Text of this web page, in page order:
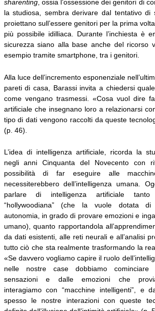
sharenting, ossia l’ossessione dei genitori di
la studiosa, sembra derivare dal tentativo
proiettano sull’essere genitori per la prima
più possibile idilliaca. Durante l’inchiesta è
sicurezza siano alla base anche del ricorso
esempio tramite smartphone, tra i genitori.
Alla luce dell’incremento esponenziale
pareti di casa, Barassi invita a chiedersi
come vengano trasmessi. «Cosa vuol dire
artificiale che insegnano loro a relazionarsi
tipo di dati vengono raccolti da queste
(p. 46).
L’idea di intelligenza artificiale, ricorda la
negli anni Cinquanta del Novecento con
possibilità di far eseguire alle
necessiterebbero dell’intelligenza umana.
parlare di intelligenza artificiale
“hollywoodiana” (che la vuole dotata
autonomia, in grado di provare emozioni e
umano), quanto rapportandola
da dati esistenti, alle reti neurali e all’analisi
tutto ciò che sta realmente trasformando la
«Se davvero vogliamo capire il ruolo
nelle nostre case dobbiamo cominciare
sensazioni e dalle emozioni che
interagiamo con “macchine intelligenti”, e
spesso le nostre interazioni con queste